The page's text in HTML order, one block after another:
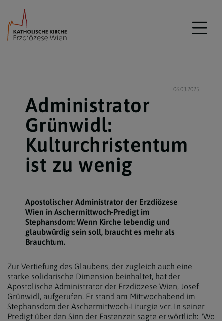
06.03.2025
Administrator
Grünwidl:
Kulturchristentum
ist zu wenig
Apostolischer Administrator der Erzdiözese
Wien in Aschermittwoch-Predigt im
Stephansdom: Wenn Kirche lebendig und
glaubwürdig sein soll, braucht es mehr als
Brauchtum.
Zur Vertiefung des Glaubens, der zugleich auch eine
starke solidarische Dimension beinhaltet, hat der
Apostolische Administrator der Erzdiözese Wien, Josef
Grünwidl, aufgerufen. Er stand am Mittwochabend im
Stephansdom der Aschermittwoch-Liturgie vor. In seiner
Predigt über den Sinn der Fastenzeit sagte er wörtlich: "Wo